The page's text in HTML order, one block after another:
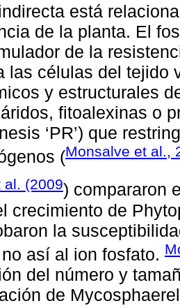
está
de la planta. El
de la
las células del tejido
y estructurales
fitoalexinas o
‘PR’) que
(Monsalve et al.,
al. (2009) compararon
crecimiento de
la
así al ion fosfato.
del número y
de